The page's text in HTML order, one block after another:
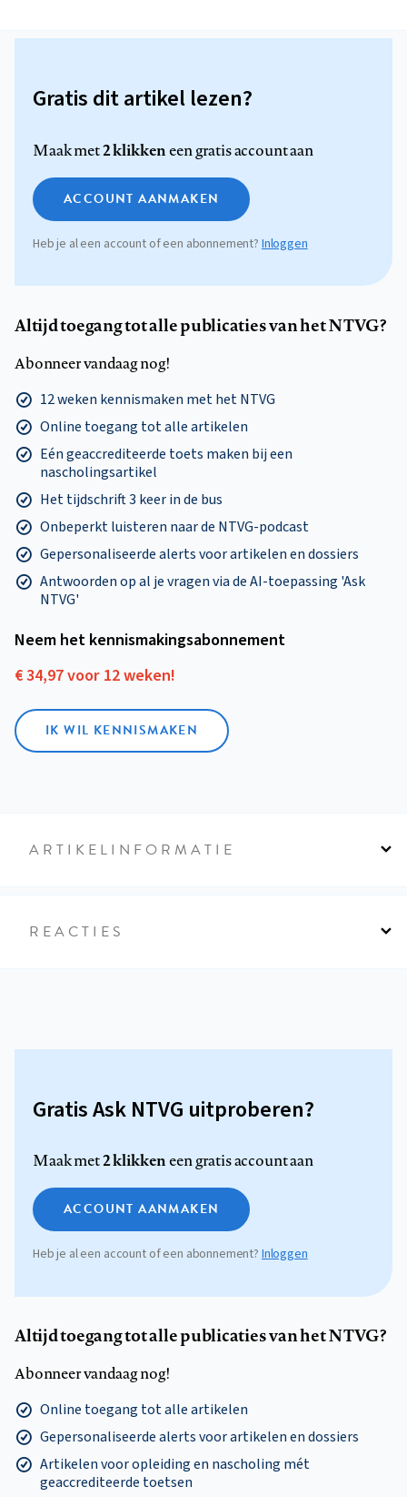
Gratis dit artikel lezen?
Maak met2 klikkeneen gratis account aan
ACCOUNT AANMAKEN
Heb je al een account of een abonnement? Inloggen
Altijd toegang tot alle publicaties van het NTVG?
Abonneer vandaag nog!
12 weken kennismaken met het NTVG
Online toegang tot alle artikelen
Eén geaccrediteerde toets maken bij een
nascholingsartikel
Het tijdschrift 3 keer in de bus
Onbeperkt luisteren naar de NTVG-podcast
Gepersonaliseerde alerts voor artikelen en dossiers
Antwoorden op al je vragen via de AI-toepassing 'Ask
NTVG'
Neem het kennismakings­abonnement
€ 34,97 voor 12 weken!
IK WIL KENNISMAKEN
ARTIKELINFORMATIE
REACTIES
Gratis Ask NTVG uitproberen?
Maak met2 klikkeneen gratis account aan
ACCOUNT AANMAKEN
Heb je al een account of een abonnement?Inloggen
Altijd toegang tot alle publicaties van het NTVG?
Abonneer vandaag nog!
Online toegang tot alle artikelen
Gepersonaliseerde alerts voor artikelen en dossiers
Artikelen voor opleiding en nascholing mét
geaccrediteerde toetsen